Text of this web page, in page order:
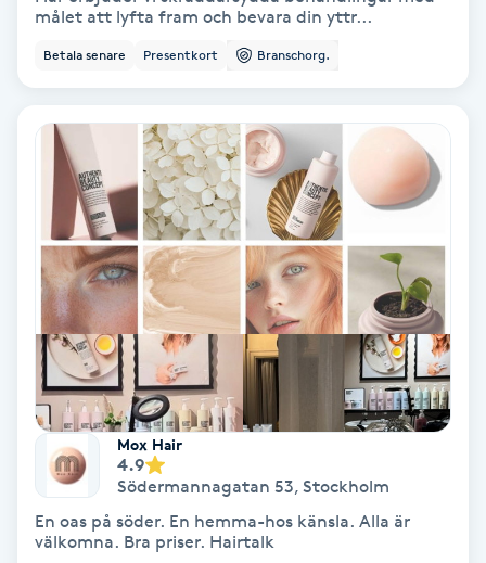
Nagelförlängning akryl
Nagelförlängning gelé
Nagelförlängning glasfiber
Nagelförlängning silke
Nagelförstärkning
Nagelklippning
Nagelsvamp
målet att lyfta fram och bevara din yttr...
Betala senare Presentkort Branschorg.
Mox Hair
4.9
Södermannagatan 53, Stockholm
En oas på söder. En hemma-hos känsla. Alla är
välkomna. Bra priser. Hairtalk